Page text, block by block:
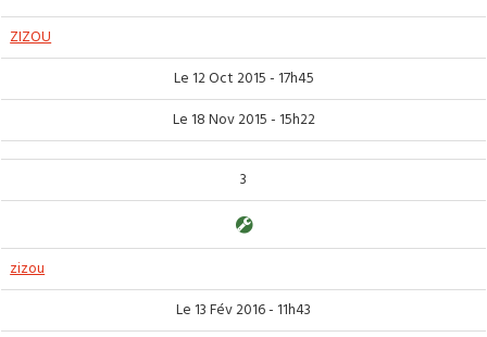
ZIZOU
Le 12 Oct 2015 - 17h45
Le 18 Nov 2015 - 15h22
3
zizou
Le 13 Fév 2016 - 11h43